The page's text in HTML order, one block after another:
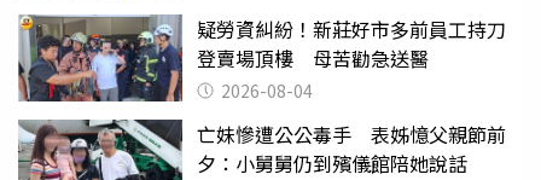
疑勞資糾紛！新莊好市多前員工持刀
登賣場頂樓 母苦勸急送醫
2026-08-04
亡妹慘遭公公毒手 表姊憶父親節前
夕：小舅舅仍到殯儀館陪她說話